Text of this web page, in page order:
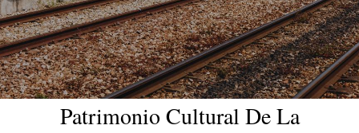
Patrimonio Cultural De La